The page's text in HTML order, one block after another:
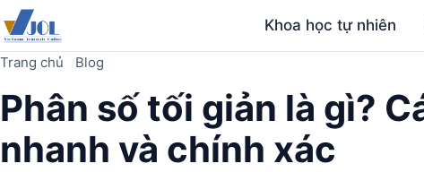
Khoa học tự nhiên
Trang chủ Blog
Phân số tối giản là gì?
nhanh và chính xác